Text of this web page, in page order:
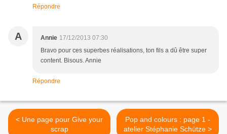
Répondre
A Annie 17/12/2013 07:30
Bravo pour ces superbes réalisations, ton fils a dû être super
content. Bisous. Annie
Répondre
< Une page pour Give your
scrap
Pop and colours : page 1 -
atelier Stéphanie Schütze >